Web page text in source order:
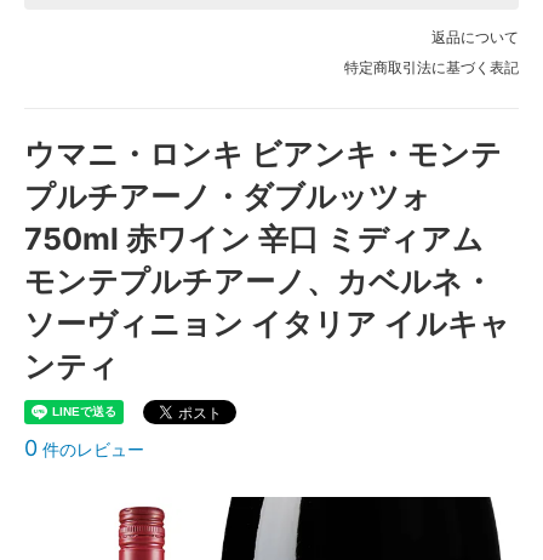
返品について
特定商取引法に基づく表記
ウマニ・ロンキ ビアンキ・モンテ
プルチアーノ・ダブルッツォ
750ml 赤ワイン 辛口 ミディアム
モンテプルチアーノ、カベルネ・
ソーヴィニョン イタリア イルキャ
ンティ
0 件のレビュー